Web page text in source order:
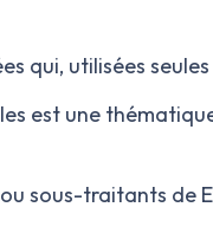
qui, utilisées
est une
sous-traitants de